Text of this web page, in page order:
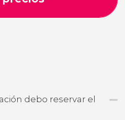
debo reservar el